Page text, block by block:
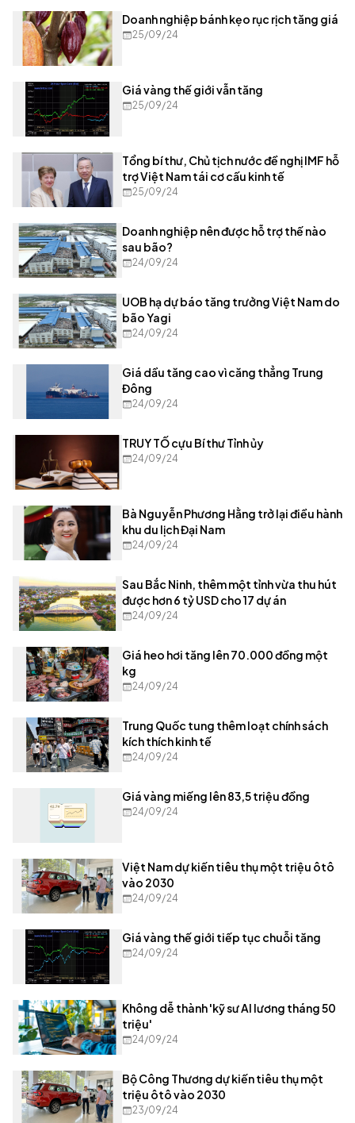
Doanh nghiệp bánh kẹo rục rịch tăng giá
25/09/24
Giá vàng thế giới vẫn tăng
25/09/24
Tổng bí thư, Chủ tịch nước đề nghị IMF hỗ
trợ Việt Nam tái cơ cấu kinh tế
25/09/24
Doanh nghiệp nên được hỗ trợ thế nào
sau bão?
24/09/24
UOB hạ dự báo tăng trưởng Việt Nam do
bão Yagi
24/09/24
Giá dầu tăng cao vì căng thẳng Trung
Đông
24/09/24
TRUY TỐ cựu Bí thư Tỉnh ủy
24/09/24
Bà Nguyễn Phương Hằng trở lại điều hành
khu du lịch Đại Nam
24/09/24
Sau Bắc Ninh, thêm một tỉnh vừa thu hút
được hơn 6 tỷ USD cho 17 dự án
24/09/24
Giá heo hơi tăng lên 70.000 đồng một
kg
24/09/24
Trung Quốc tung thêm loạt chính sách
kích thích kinh tế
24/09/24
Giá vàng miếng lên 83,5 triệu đồng
24/09/24
Việt Nam dự kiến tiêu thụ một triệu ôtô
vào 2030
24/09/24
Giá vàng thế giới tiếp tục chuỗi tăng
24/09/24
Không dễ thành 'kỹ sư AI lương tháng 50
triệu'
24/09/24
Bộ Công Thương dự kiến tiêu thụ một
triệu ôtô vào 2030
23/09/24